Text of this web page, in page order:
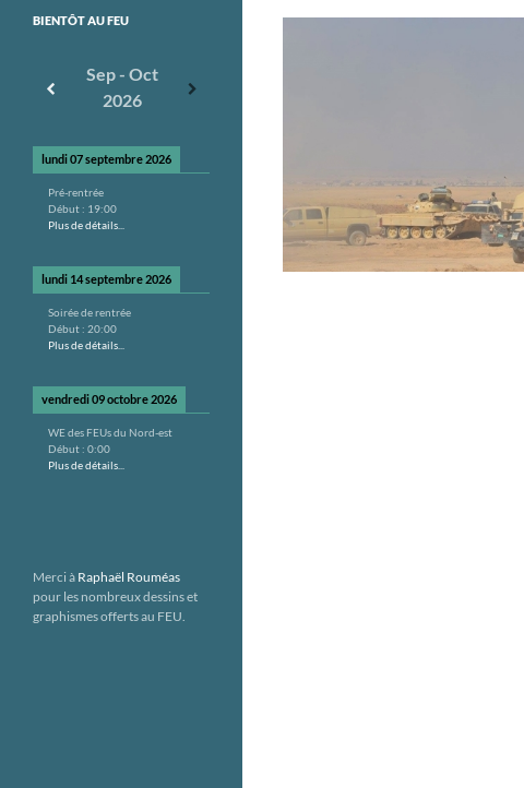
BIENTÔT AU FEU
Sep - Oct
2026
lundi 07 septembre 2026
Pré-rentrée
Début : 19:00
Plus de détails...
lundi 14 septembre 2026
Soirée de rentrée
Début : 20:00
Plus de détails...
vendredi 09 octobre 2026
WE des FEUs du Nord-est
Début : 0:00
Plus de détails...
Merci à Raphaël Rouméas
pour les nombreux dessins et
graphismes offerts au FEU.